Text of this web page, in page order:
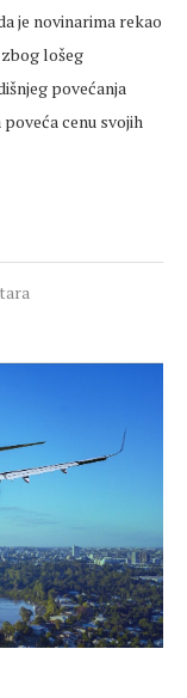
je novinarima rekao
lošeg
povećanja
cenu svojih